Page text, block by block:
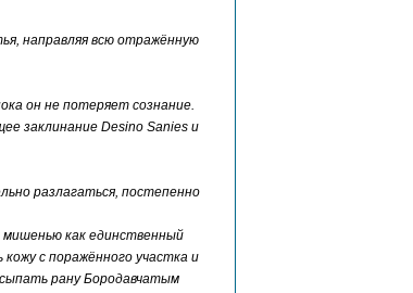
направляя всю отражённую
он не потеряет сознание.
заклинание Desino Sanies и
разлагаться, постепенно
мишенью как единственный
с поражённого участка и
рану Бородавчатым